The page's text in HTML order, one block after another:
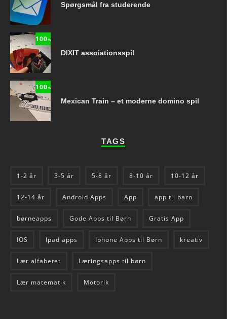
Spørgsmål fra studerende
100%
DIXIT assoiationsspil
100%
Mexican Train – et moderne domino spil
TAGS
1-2 år 3-5 år 5-8 år 8-10 år 10-12 år
12-14 år Android Apps App app til barn
børneapps Gode Apps til Børn Gratis App
IOS Ipad apps Iphone Apps til Børn kreativ
Lær alfabetet Læringsapps til børn
Lær matematik Motorik